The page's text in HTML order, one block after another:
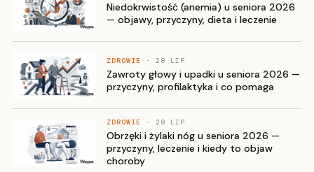
Niedokrwistość (anemia) u seniora 2026
— objawy, przyczyny, dieta i leczenie
ZDROWIE · 28 LIP
Zawroty głowy i upadki u seniora 2026 —
przyczyny, profilaktyka i co pomaga
ZDROWIE · 28 LIP
Obrzęki i żylaki nóg u seniora 2026 —
przyczyny, leczenie i kiedy to objaw
choroby